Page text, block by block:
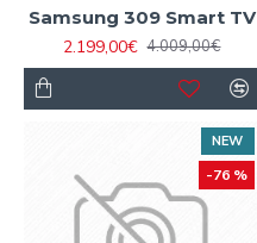
Samsung 309 Smart TV
2.199,00€ 4.009,00€
NEW
-76 %